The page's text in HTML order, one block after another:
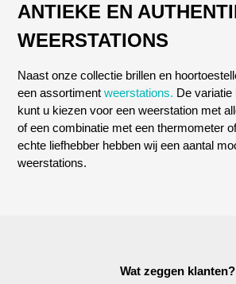
Wat zeggen klanten?
ANTIEKE EN
WEERSTATIONS
Naast onze collectie brillen en
een assortimentweerstations. De
kunt u kiezen voor een weerstation met
of een combinatie met een thermometer
echte liefhebber hebben wij een aantal
weerstations.